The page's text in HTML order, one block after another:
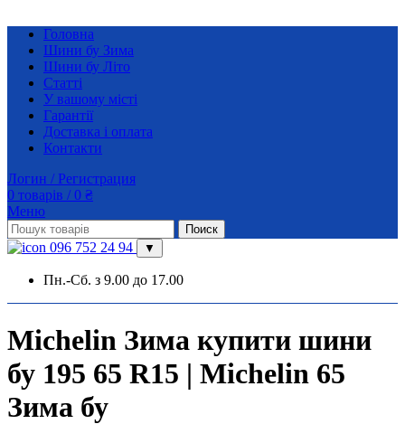
Головна
Шини бу Зима
Шини бу Літо
Статті
У вашому місті
Гарантії
Доставка і оплата
Контакти
Логин / Регистрация
0 товарів / 0 ₴
Меню
Поиск
096 752 24 94 ▼
Пн.-Сб. з 9.00 до 17.00
Michelin Зима купити шини
бу 195 65 R15 | Michelin 65
Зима бу